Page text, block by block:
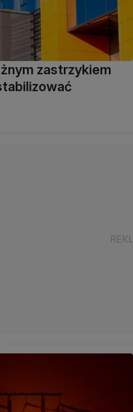
zastrzykiem